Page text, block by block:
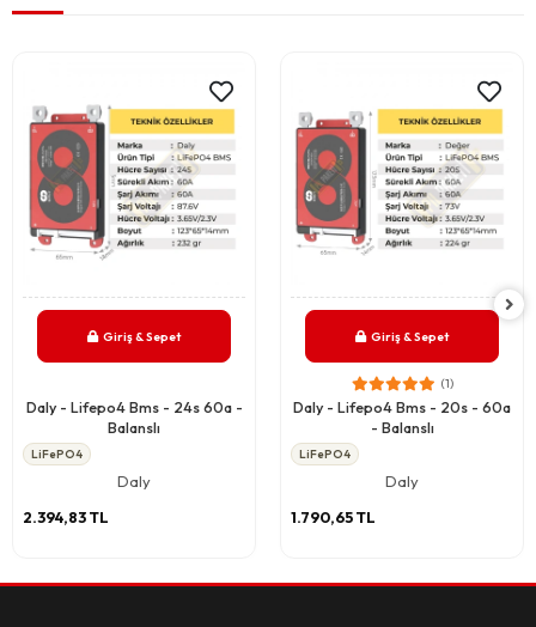
Giriş & Sepet
Daly - Lifepo4 Bms - 24s 60a -
Balanslı
LiFePO4
Daly
2.394,83 TL
Giriş & Sepet
(1)
Daly - Lifepo4 Bms - 20s - 60a
- Balanslı
LiFePO4
Daly
1.790,65 TL